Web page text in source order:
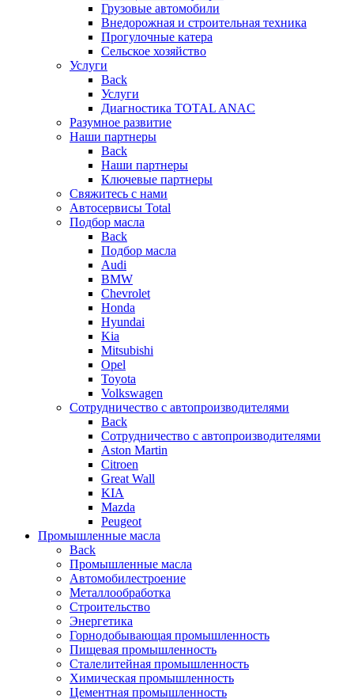
Грузовые автомобили
Внедорожная и строительная техника
Прогулочные катера
Сельское хозяйство
Услуги
Back
Услуги
Диагностика TOTAL ANAC
Разумное развитие
Наши партнеры
Back
Наши партнеры
Ключевые партнеры
Свяжитесь с нами
Автосервисы Total
Подбор масла
Back
Подбор масла
Audi
BMW
Chevrolet
Honda
Hyundai
Kia
Mitsubishi
Opel
Toyota
Volkswagen
Сотрудничество с автопроизводителями
Back
Сотрудничество с автопроизводителями
Aston Martin
Citroen
Great Wall
KIA
Mazda
Peugeot
Промышленные масла
Back
Промышленные масла
Автомобилестроение
Металлообработка
Строительство
Энергетика
Горнодобывающая промышленность
Пищевая промышленность
Сталелитейная промышленность
Химическая промышленность
Цементная промышленность